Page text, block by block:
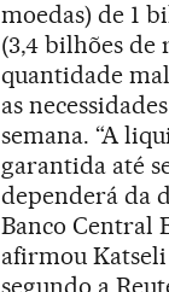
moedas) de 1
(3,4 bilhões de
quantidade
as
semana. “A
garantida até
dependerá da
Banco Central
afirmou
segundo a